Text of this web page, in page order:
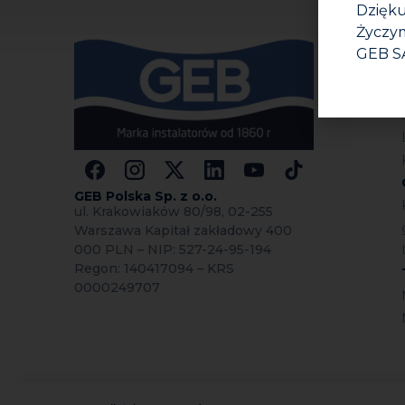
GEB Polska Sp. z o.o.
ul. Krakowiaków 80/98, 02-255
Warszawa Kapitał zakładowy 400
000 PLN – NIP: 527-24-95-194
Regon: 140417094 – KRS
0000249707
GEB